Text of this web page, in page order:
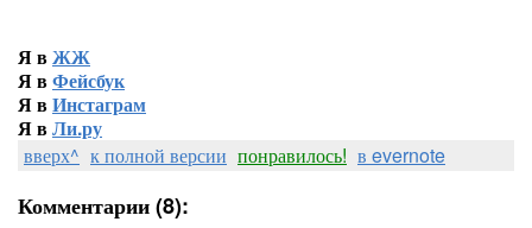
Я вЖЖ
Я вФейсбук
Я вИнстаграм
Я вЛи.ру
вверх^ к полной версии понравилось! в evernote
Комментарии (8):